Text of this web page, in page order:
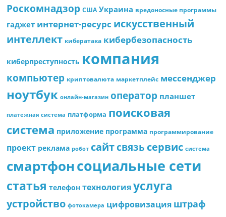
Роскомнадзор США Украина вредоносные программы
гаджет интернет-ресурс искусственный
интеллект кибератака кибербезопасность
киберпреступность компания
компьютер криптовалюта маркетплейс мессенджер
ноутбук онлайн-магазин оператор планшет
платежная система платформа поисковая
система приложение программа программирование
проект реклама робот сайтсвязь сервис система
смартфонсоциальные сети
статья телефон технология услуга
устройство фотокамера цифровизация штраф